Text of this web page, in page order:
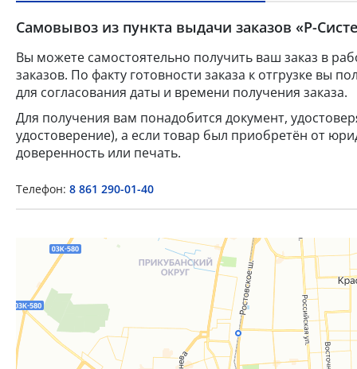
Самовывоз из пункта выдачи заказов «Р-
Вы можете самостоятельно получить ваш заказ в
заказов. По факту готовности заказа к отгрузке вы
для согласования даты и времени получения заказа.
Для получения вам понадобится документ,
удостоверение), а если товар был приобретён от
доверенность или печать.
Телефон: 8 861 290-01-40